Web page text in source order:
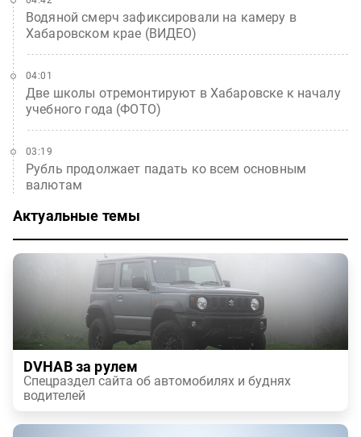
Водяной смерч зафиксировали на камеру в
Хабаровском крае (ВИДЕО)
Две школы отремонтируют в Хабаровске к началу
учебного года (ФОТО)
04:01
Рубль продолжает падать ко всем основным
валютам
03:19
Актуальные темы
DVHAB за рулем
Спецраздел сайта об автомобилях и буднях
водителей